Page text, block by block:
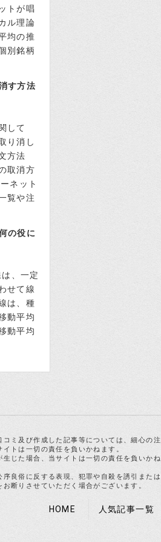
トが唱
ル理論
均の推
別銘柄
す方法
して
り消し
方法
取消方
ネット
覧や注
の役に
、一定
せて線
は、種
動平均
動平均
ミ及び作成した記事等については、細心
トは一切の責任を負いかねます。
じた場合、当サイトは一切の責任を負いか
良俗に反する表現、犯罪や自殺を誘引また
断りさせていただく場合がございます。
HOME 人気記事一覧